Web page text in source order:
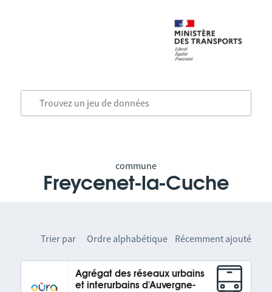
commune
Freycenet-la-Cuche
Trier par Ordre alphabétique Récemment ajouté
Agrégat des réseaux urbains
et interurbains d'Auvergne-